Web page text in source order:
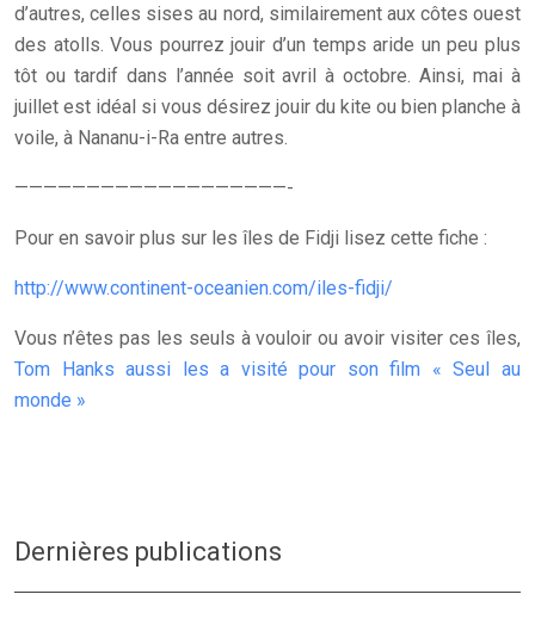
d’autres, celles sises au nord, similairement aux côtes ouest
des atolls. Vous pourrez jouir d’un temps aride un peu plus
tôt ou tardif dans l’année soit avril à octobre. Ainsi, mai à
juillet est idéal si vous désirez jouir du kite ou bien planche à
voile, à Nananu-i-Ra entre autres.
———————————————————-
Pour en savoir plus sur les îles de Fidji lisez cette fiche :
http://www.continent-oceanien.com/iles-fidji/
Vous n’êtes pas les seuls à vouloir ou avoir visiter ces îles,
Tom Hanks aussi les a visité pour son film « Seul au
monde »
Dernières publications